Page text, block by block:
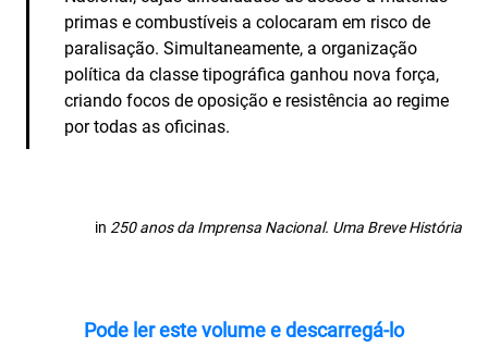
primas e combustíveis a colocaram em risco de
paralisação. Simultaneamente, a organização
política da classe tipográfica ganhou nova força,
criando focos de oposição e resistência ao regime
por todas as oficinas.
in 250 anos da Imprensa Nacional. Uma Breve História
Pode ler este volume e descarregá-lo